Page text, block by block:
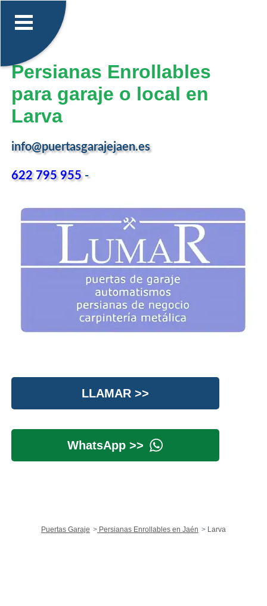
Persianas Enrollables
para garaje o local en
Larva
info@puertasgarajejaen.es
622 795 955-
LLAMAR >>
WhatsApp >>
Puertas Garaje Persianas Enrollables en Jaén Larva